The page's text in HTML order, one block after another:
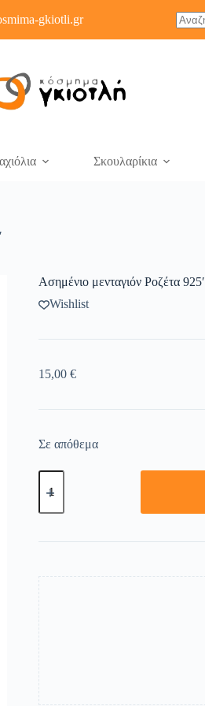
gkiotli.gr
Σκουλαρίκια
Ασημένιο μενταγιόν Ροζέτα 925′
Wishlist
15,00 €
Σε απόθεμα